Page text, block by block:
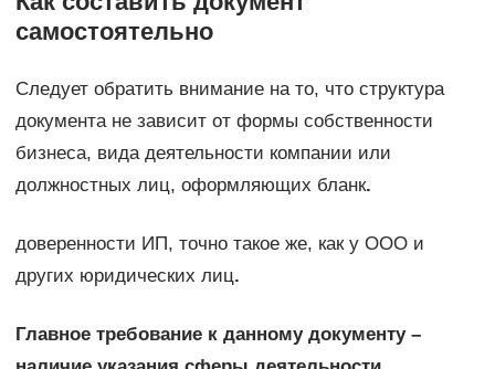
самостоятельно
Следует обратить внимание на то, что структура
документа не зависит от формы собственности
бизнеса, вида деятельности компании или
должностных лиц, оформляющих бланк.
доверенности ИП, точно такое же, как у ООО и
других юридических лиц.
Главное требование к данному документу –